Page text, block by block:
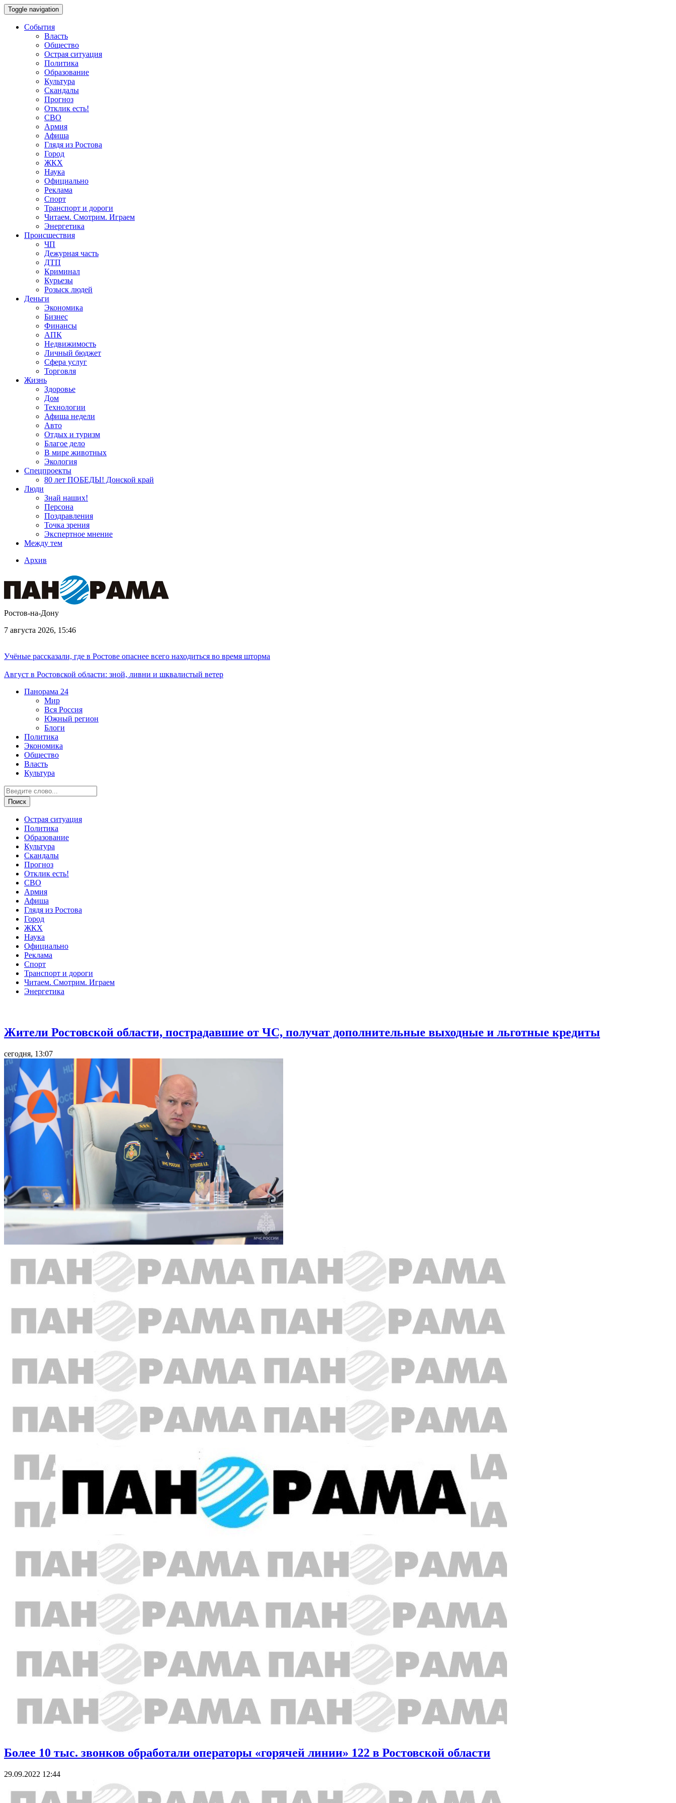
Toggle navigation
События
Власть
Общество
Острая ситуация
Политика
Образование
Культура
Скандалы
Прогноз
Отклик есть!
СВО
Армия
Афиша
Глядя из Ростова
Город
ЖКХ
Наука
Официально
Реклама
Спорт
Транспорт и дороги
Читаем. Смотрим. Играем
Энергетика
Происшествия
ЧП
Дежурная часть
ДТП
Криминал
Курьезы
Розыск людей
Деньги
Экономика
Бизнес
Финансы
АПК
Недвижимость
Личный бюджет
Сфера услуг
Торговля
Жизнь
Здоровье
Дом
Технологии
Афиша недели
Авто
Отдых и туризм
Благое дело
В мире животных
Экология
Спецпроекты
80 лет ПОБЕДЫ! Донской край
Люди
Знай наших!
Персона
Поздравления
Точка зрения
Экспертное мнение
Между тем
Архив
Ростов-на-Дону
7 августа 2026, 15:46
Учёные рассказали, где в Ростове опаснее всего находиться во время шторма
Август в Ростовской области: зной, ливни и шквалистый ветер
Панорама 24
Мир
Вся Россия
Южный регион
Блоги
Политика
Экономика
Общество
Власть
Культура
Острая ситуация
Политика
Образование
Культура
Скандалы
Прогноз
Отклик есть!
СВО
Армия
Афиша
Глядя из Ростова
Город
ЖКХ
Наука
Официально
Реклама
Спорт
Транспорт и дороги
Читаем. Смотрим. Играем
Энергетика
Жители Ростовской области, пострадавшие от ЧС, получат дополнительные выходные и льготные кредиты
сегодня, 13:07
Более 10 тыс. звонков обработали операторы «горячей линии» 122 в Ростовской области
29.09.2022 12:44